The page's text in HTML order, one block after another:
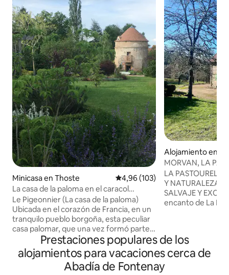
Minicasa en Thoste Calificación promedio: 4,96 de
4,96 (103)
La casa de la paloma en el caracol
errante
Le Pigeonnier (La casa de la paloma)
Ubicada en el corazón de Francia, en un
tranquilo pueblo borgoña, esta peculiar
casa palomar, que una vez formó parte
de la finca del castillo, ha sido restaurada
y convertida en un alojamiento único. La
planta baja cuenta con una pequeña
cocina, zona de comedor y un baño con
Alojamiento en
Tombes
MORVAN, LA
LA PASTOURELLE
Y NATURALEZA
SALVAJE Y EXCLUSIVO
encanto de La
del siglo XVIII, de
su terraza
Prestaciones populares de los
alojamientos para vacaciones cerca de
Abadía de Fontenay